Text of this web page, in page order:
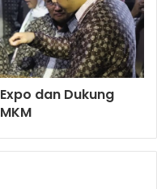
dan Dukung